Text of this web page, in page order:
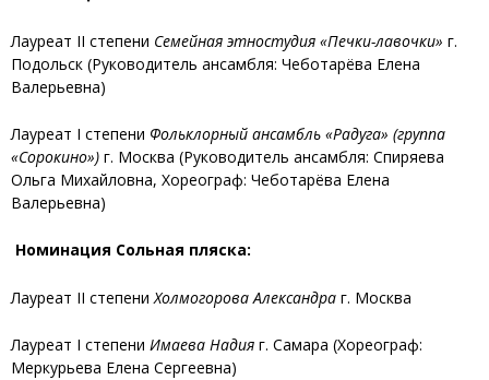
Лауреат II степени Семейная этностудия «Печки-лавочки» г.
Подольск (Руководитель ансамбля: Чеботарёва Елена
Валерьевна)
Лауреат I степени Фольклорный ансамбль «Радуга» (группа
«Сорокино») г. Москва (Руководитель ансамбля: Спиряева
Ольга Михайловна, Хореограф: Чеботарёва Елена
Валерьевна)
Номинация Сольная пляска:
Лауреат II степени Холмогорова Александра г. Москва
Лауреат I степени Имаева Надия г. Самара (Хореограф:
Меркурьева Елена Сергеевна)